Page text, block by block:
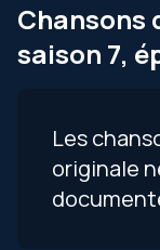
Chansons
saison 7,
Les
originale